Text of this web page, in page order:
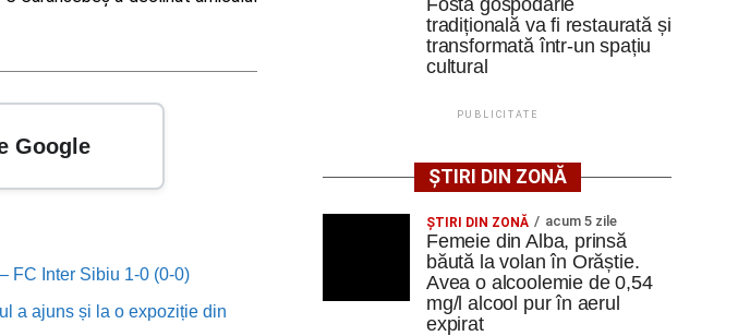
Google
FC Inter Sibiu 1-0 (0-0)
a ajuns și la o expoziție din
Fosta gospodărie
tradițională va fi restaurată și
transformată într-un spațiu
cultural
PUBLICITATE
ȘTIRI DIN ZONĂ
ŞTIRI DIN ZONĂ acum 5 zile
Femeie din Alba, prinsă
băută la volan în Orăștie.
Avea o alcoolemie de 0,54
mg/l alcool pur în aerul
expirat